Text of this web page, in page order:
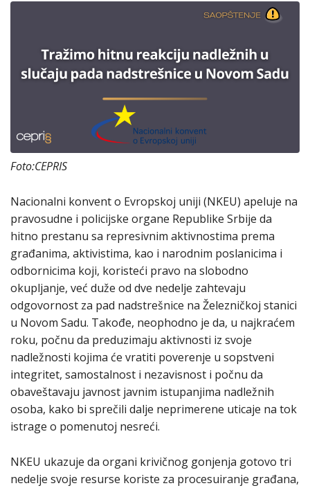
Foto:CEPRIS
Nacionalni konvent o Evropskoj uniji (NKEU) apeluje na
pravosudne i policijske organe Republike Srbije da
hitno prestanu sa represivnim aktivnostima prema
građanima, aktivistima, kao i narodnim poslanicima i
odbornicima koji, koristeći pravo na slobodno
okupljanje, već duže od dve nedelje zahtevaju
odgovornost za pad nadstrešnice na Železničkoj stanici
u Novom Sadu. Takođe, neophodno je da, u najkraćem
roku, počnu da preduzimaju aktivnosti iz svoje
nadležnosti kojima će vratiti poverenje u sopstveni
integritet, samostalnost i nezavisnost i počnu da
obaveštavaju javnost javnim istupanjima nadležnih
osoba, kako bi sprečili dalje neprimerene uticaje na tok
istrage o pomenutoj nesreći.
NKEU ukazuje da organi krivičnog gonjenja gotovo tri
nedelje svoje resurse koriste za procesuiranje građana,